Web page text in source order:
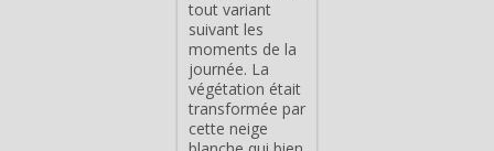
tout variant
suivant les
moments de la
journée. La
végétation était
transformée par
cette neige